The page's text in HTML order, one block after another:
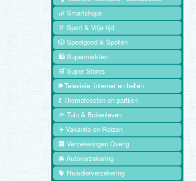
🌿 Smartshops
🏅 Sport & Vrije tijd
🎲 Speelgoed & Spellen
🛍️ Supermarkten
🛒 Super Stores
🌐 Televisie, internet en bellen
💃 Themafeesten en partijen
🌱 Tuin & Buitenleven
✈️ Vakantie en Reizen
🏢 Verzekeringen Overig
🚘 Autoverzekering
🐕 Huisdierverzekering